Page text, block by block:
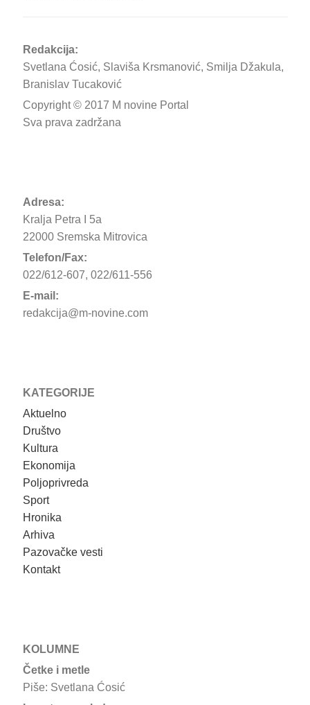
Redakcija:
Svetlana Ćosić, Slaviša Krsmanović, Smilja Džakula,
Branislav Tucaković
Copyright © 2017 M novine Portal
Sva prava zadržana
Adresa:
Kralja Petra I 5a
22000 Sremska Mitrovica
Telefon/Fax:
022/612-607, 022/611-556
E-mail:
redakcija@m-novine.com
KATEGORIJE
Aktuelno
Društvo
Kultura
Ekonomija
Poljoprivreda
Sport
Hronika
Arhiva
Pazovačke vesti
Kontakt
KOLUMNE
Četke i metle
Piše: Svetlana Ćosić